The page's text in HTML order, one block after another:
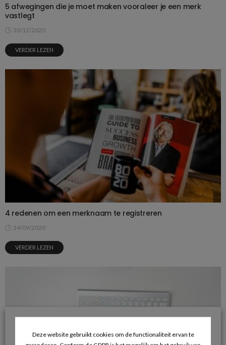
5 afwegingen die je moet maken vooraleer je een merk
vastlegt
30/12/2020
VERDER LEZEN
4 redenen om een merknaam te registreren
24/09/2020
VERDER LEZEN
Deze website gebruikt cookies om de functionaliteit ervan te